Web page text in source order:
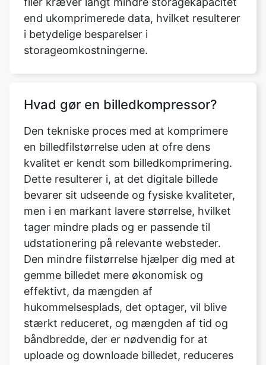
Hvad gør en billedkompressor?
kvalitet er kendt som billedkomprimering.
Dette resulterer i, at det digitale billede
bevarer sit udseende og fysiske kvaliteter,
men i en markant lavere størrelse, hvilket
tager mindre plads og er passende til
udstationering på relevante websteder.
Den mindre filstørrelse hjælper dig med at
gemme billedet mere økonomisk og
effektivt, da mængden af
hukommelsesplads, det optager, vil blive
stærkt reduceret, og mængden af tid og
båndbredde, der er nødvendig for at
uploade og downloade billedet, reduceres
markant.